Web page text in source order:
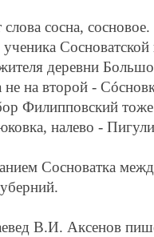
слова сосна,
деревни
не на второй -
Филипповский
налево -
Сосноватка
В.И. Аксенов